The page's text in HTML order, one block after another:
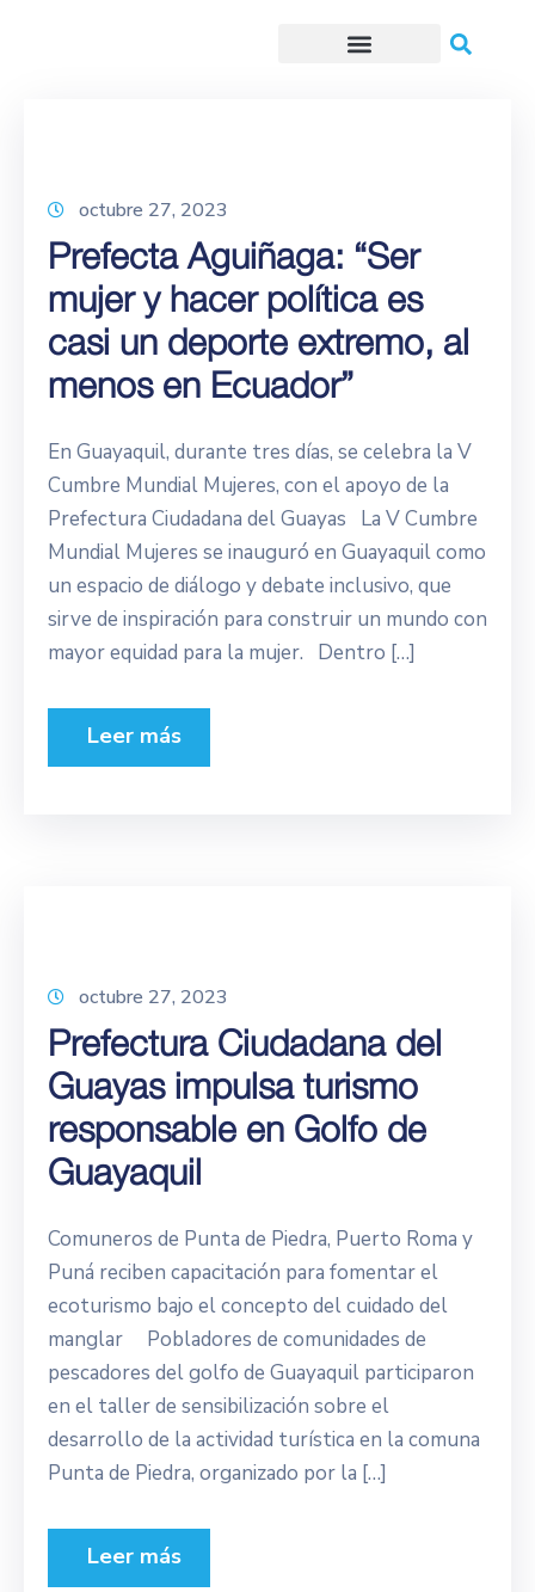
octubre 27, 2023
Prefecta Aguiñaga: “Ser
mujer y hacer política es
casi un deporte extremo, al
menos en Ecuador”
En Guayaquil, durante tres días, se celebra la V
Cumbre Mundial Mujeres, con el apoyo de la
Prefectura Ciudadana del Guayas La V Cumbre
Mundial Mujeres se inauguró en Guayaquil como
un espacio de diálogo y debate inclusivo, que
sirve de inspiración para construir un mundo con
mayor equidad para la mujer. Dentro […]
Leer más
octubre 27, 2023
Prefectura Ciudadana del
Guayas impulsa turismo
responsable en Golfo de
Guayaquil
Comuneros de Punta de Piedra, Puerto Roma y
Puná reciben capacitación para fomentar el
ecoturismo bajo el concepto del cuidado del
manglar Pobladores de comunidades de
pescadores del golfo de Guayaquil participaron
en el taller de sensibilización sobre el
desarrollo de la actividad turística en la comuna
Punta de Piedra, organizado por la […]
Leer más